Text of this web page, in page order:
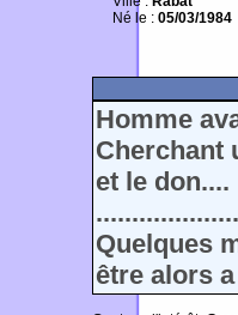
Né le : 05/03/1984
Homme
Cherchant
et le don....
Quelques
être alors